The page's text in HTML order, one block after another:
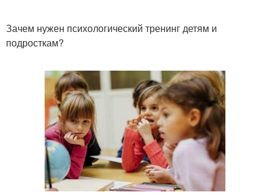
Зачем нужен психологический тренинг детям и
подросткам?